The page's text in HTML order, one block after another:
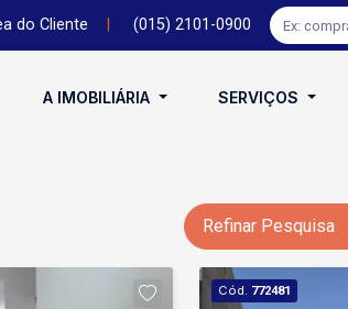
do Cliente (015) 2101-0900
A IMOBILIÁRIA SERVIÇOS
Refinar Pesquisa
Cód. 772481